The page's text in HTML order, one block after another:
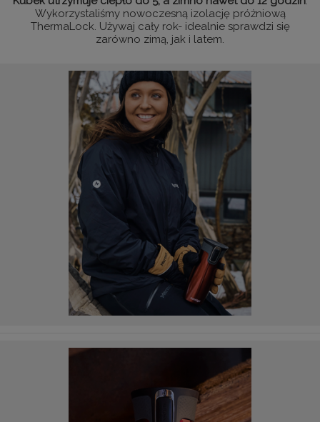
Wykorzystaliśmy nowoczesną izolację próżniową
ThermaLock. Używaj cały rok- idealnie sprawdzi się
zarówno zimą, jak i latem.